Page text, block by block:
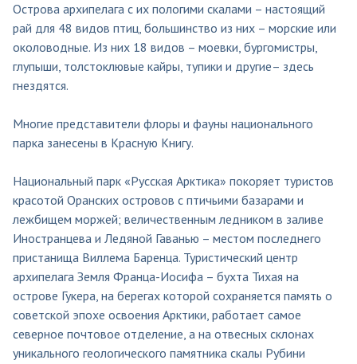
Острова архипелага с их пологими скалами – настоящий
рай для 48 видов птиц, большинство из них – морские или
околоводные. Из них 18 видов – моевки, бургомистры,
глупыши, толстоклювые кайры, тупики и другие– здесь
гнездятся.
Многие представители флоры и фауны национального
парка занесены в Красную Книгу.
Национальный парк «Русская Арктика» покоряет туристов
красотой Оранских островов с птичьими базарами и
лежбищем моржей; величественным ледником в заливе
Иностранцева и Ледяной Гаванью – местом последнего
пристанища Виллема Баренца. Туристический центр
архипелага Земля Франца-Иосифа – бухта Тихая на
острове Гукера, на берегах которой сохраняется память о
советской эпохе освоения Арктики, работает самое
северное почтовое отделение, а на отвесных склонах
уникального геологического памятника скалы Рубини